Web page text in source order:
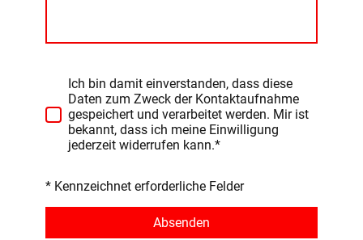
Ich bin damit einverstanden, dass diese
Daten zum Zweck der Kontaktaufnahme
gespeichert und verarbeitet werden. Mir ist
bekannt, dass ich meine Einwilligung
jederzeit widerrufen kann.*
* Kennzeichnet erforderliche Felder
Absenden